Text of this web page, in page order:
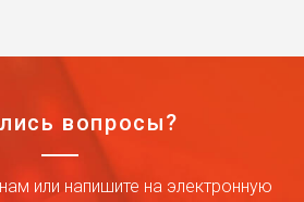
вопросы?
или напишите на электронную